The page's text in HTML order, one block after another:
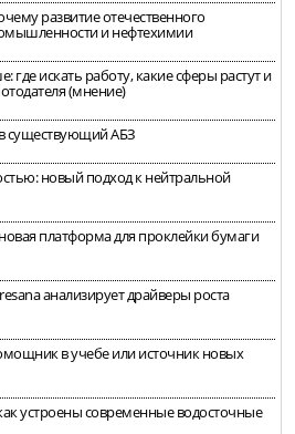
развитие отечественного
и нефтехимии
искать работу, какие сферы растут и
(мнение)
существующий АБЗ
новый подход к нейтральной
платформа для проклейки бумаги
анализирует драйверы роста
в учебе или источник новых
устроены современные водосточные